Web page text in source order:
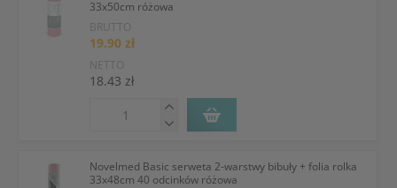
33x50cm różowa
BRUTTO
19.90 zł
NETTO
18.43 zł
Novelmed Basic serweta 2-warstwy bibuły + folia rolka
33x48cm 40 odcinków różowa